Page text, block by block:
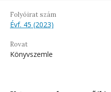
Folyóirat szám
Évf. 45 (2023)
Rovat
Könyvszemle